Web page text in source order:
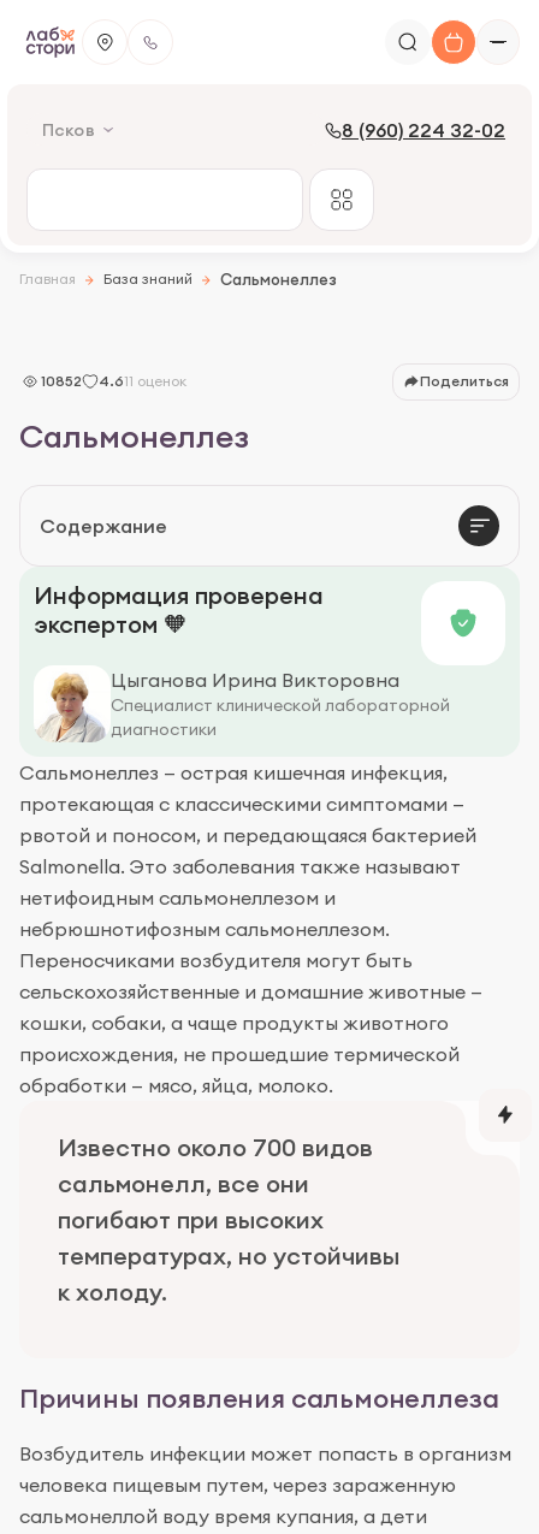
Псков 8 (960) 224 32-02
Главная База знаний Сальмонеллез
10852 4.611 оценок Поделиться
Сальмонеллез
Содержание
Причины появления
Диагностика
Информация проверена
экспертом 🧡
Цыганова Ирина Викторовна
Специалист клинической лабораторной
диагностики
Сальмонеллез — острая кишечная инфекция,
протекающая с классическими симптомами —
рвотой и поносом, и передающаяся бактерией
Salmonella. Это заболевания также называют
нетифоидным сальмонеллезом и
небрюшнотифозным сальмонеллезом.
Переносчиками возбудителя могут быть
сельскохозяйственные и домашние животные —
кошки, собаки, а чаще продукты животного
происхождения, не прошедшие термической
обработки — мясо, яйца, молоко.
Известно около 700 видов
сальмонелл, все они
погибают при высоких
температурах, но устойчивы
к холоду.
Причины появления сальмонеллеза
Возбудитель инфекции может попасть в организм
человека пищевым путем, через зараженную
сальмонеллой воду время купания, а дети